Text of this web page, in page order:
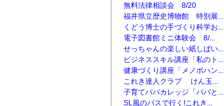
無料法律相談会 8/20
福井県立歴史博物館 特別展...
くどう博士の手づくり科学お...
電子図書館ミニ体験会 8/...
せっちゃんの楽しい紙しばい...
ビジネススキル講座「私のト...
健康づくり講座「メノポハン...
これき達人クラブ けん玉...
子育てパパカレッジ「パパと...
SL風のバスで行く!これき...